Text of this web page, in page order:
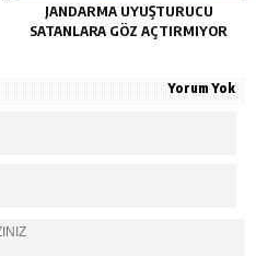
JANDARMA UYUŞTURUCU
SATANLARA GÖZ AÇTIRMIYOR
Yorum Yok